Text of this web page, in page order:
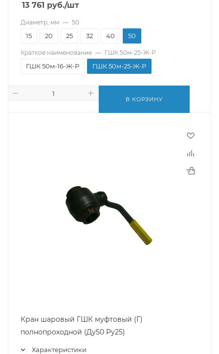
13 761 руб./шт
Диаметр, мм — 50
15 20 25 32 40 50
Краткое наименование — ГШК 50м-25-Ж-Р
ГШК 50м-16-Ж-Р ГШК 50м-25-Ж-Р
В КОРЗИНУ
Кран шаровый ГШК муфтовый (Г)
полнопроходной (Ду50 Pу25)
Характеристики